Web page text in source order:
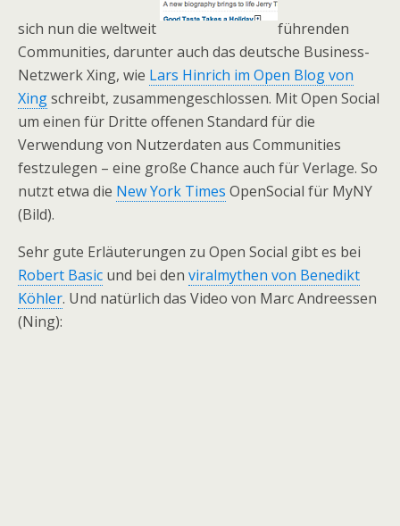
sich nun die weltweit
führenden
Communities, darunter auch das deutsche Business-
Netzwerk Xing, wie Lars Hinrich im Open Blog von
Xingschreibt, zusammengeschlossen. Mit Open Social
um einen für Dritte offenen Standard für die
Verwendung von Nutzerdaten aus Communities
festzulegen – eine große Chance auch für Verlage. So
nutzt etwa die New York Times OpenSocial für MyNY
(Bild).
Sehr gute Erläuterungen zu Open Social gibt es bei
Robert Basic und bei den viralmythen von Benedikt
Köhler. Und natürlich das Video von Marc Andreessen
(Ning):